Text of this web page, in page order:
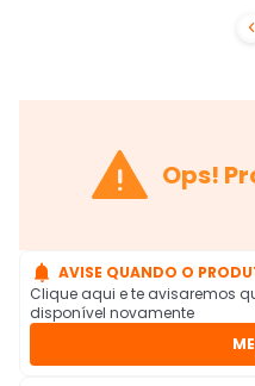

 Ops!
 AVISE QUANDO O
Clique aqui e te avisaremos
disponível novamente